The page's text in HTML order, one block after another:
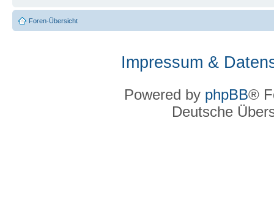
Foren-Übersicht
Impressum &
Powered by phpBB®
Deutsche